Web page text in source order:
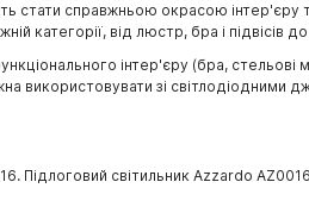
стати справжньою окрасою інтер'єру
категорії, від люстр, бра і підвісів
інтер'єру (бра, стельові
використовувати зі
Підлоговий світильник Azzardo